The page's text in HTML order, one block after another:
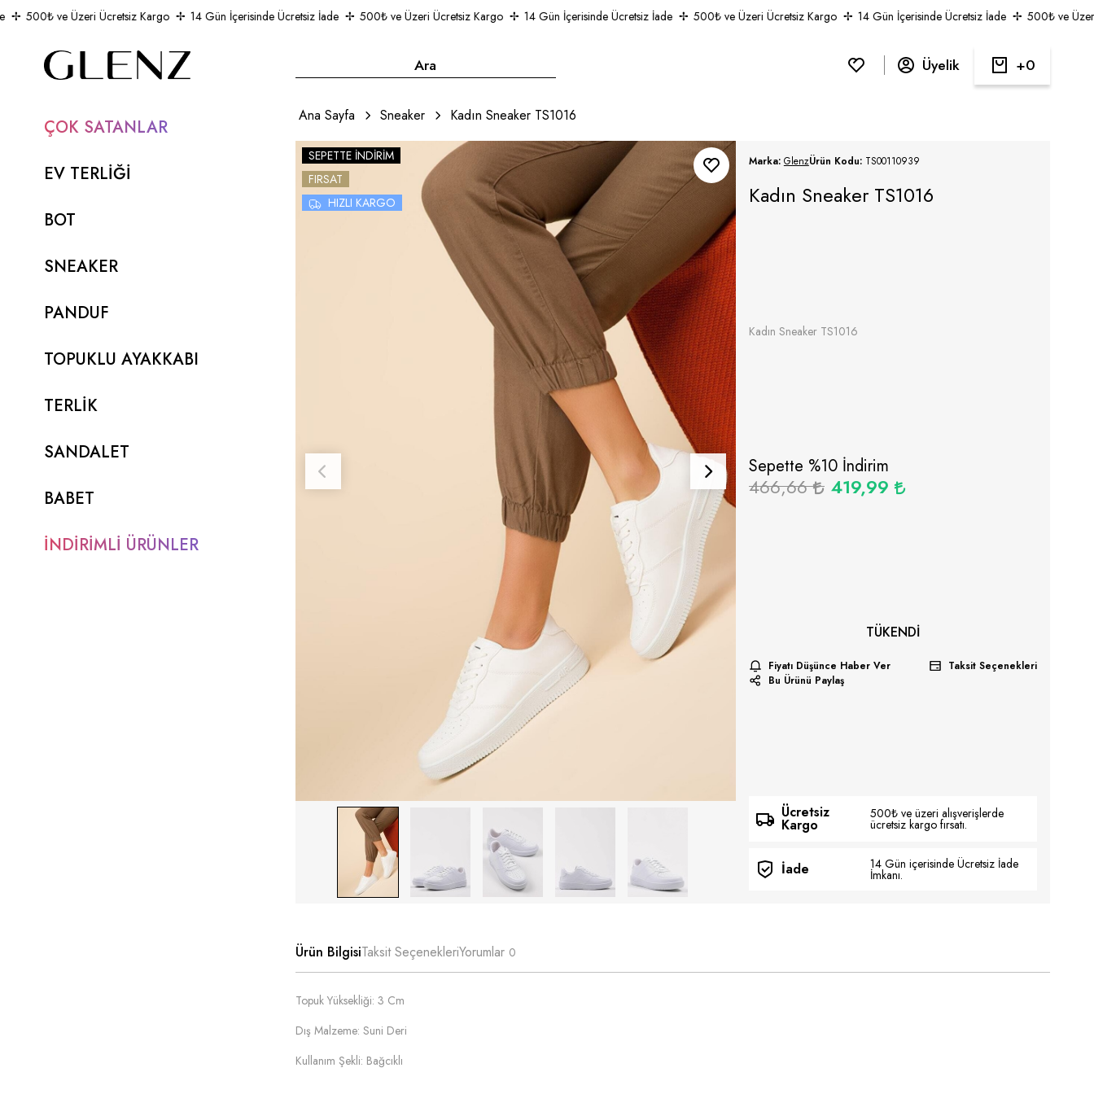
500₺ ve Üzeri Ücretsiz Kargo 14 Gün İçerisinde Ücretsiz İade 500₺ ve Üzeri Ücretsiz Kargo 14 Gün İçerisinde Ücretsiz İade 500₺ ve Üzeri Ücretsiz Kargo 14 Gün İçerisinde Ücretsiz İade 500₺ ve Üzeri
Üyelik 0
ÇOK SATANLAR
EV TERLİĞİ
BOT
SNEAKER
PANDUF
TOPUKLU AYAKKABI
TERLİK
SANDALET
BABET
İNDİRİMLİ ÜRÜNLER
Ana Sayfa Sneaker Kadın Sneaker TS1016
SEPETTE İNDIRIM
FIRSAT
HIZLI KARGO
Marka: GlenzÜrün Kodu: TS00110939
Kadın Sneaker TS1016
Kadın Sneaker TS1016
Sepette %10İndirim
466,66 419,99
TÜKENDI
Fiyatı Düşünce Haber Ver
Taksit Seçenekleri
Bu Ürünü Paylaş
Ücretsiz
Kargo
500₺ ve üzeri alışverişlerde
ücretsiz kargo fırsatı.
İade 14 Gün içerisinde Ücretsiz İade
İmkanı.
Ürün BilgisiTaksit SeçenekleriYorumlar 0
Topuk Yüksekliği: 3 Cm
Dış Malzeme: Suni Deri
Kullanım Şekli: Bağcıklı